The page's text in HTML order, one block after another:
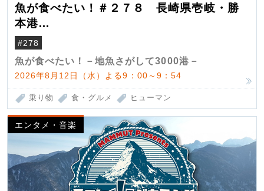
魚が食べたい！＃２７８ 長崎県壱岐・勝
本港
（クロマグロ）
#278
魚が食べたい！－地魚さがして3000港－
2026年8月12日（水）よる9：00～9：54
乗り物 食・グルメ ヒューマン
エンタメ・音楽